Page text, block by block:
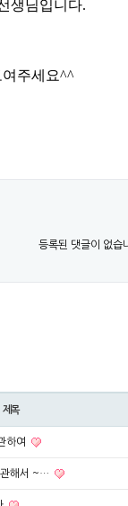
생님입니다.
주세요^^
등록된 댓글이 없습
제목
하여
관해서 ~…